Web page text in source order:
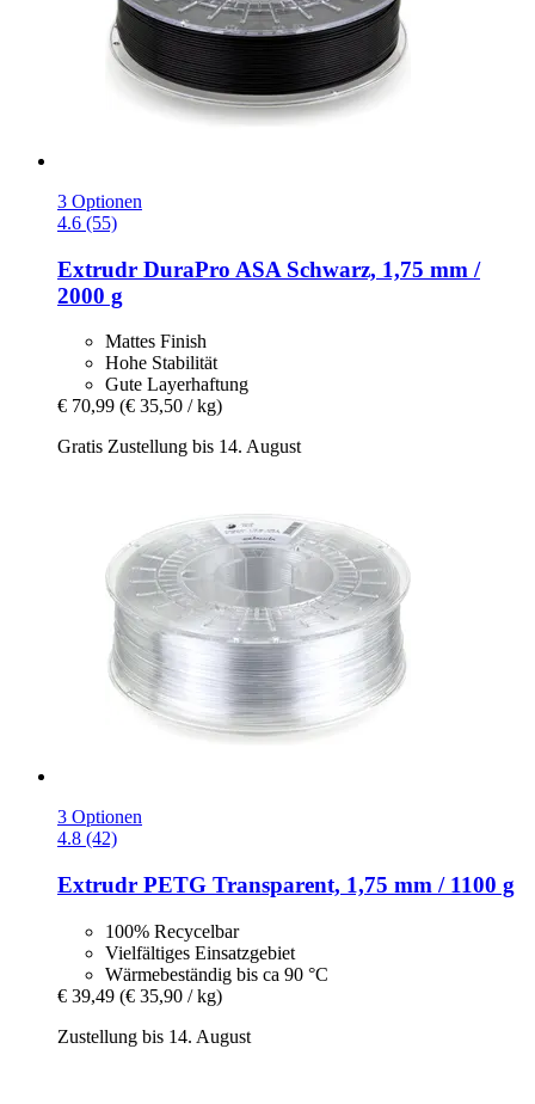
3 Optionen
4.6 (55)
Extrudr DuraPro ASA Schwarz, 1,75 mm /
2000 g
Mattes Finish
Hohe Stabilität
Gute Layerhaftung
€ 70,99 (€ 35,50 / kg)
Gratis Zustellung bis 14. August
3 Optionen
4.8 (42)
Extrudr PETG Transparent, 1,75 mm / 1100 g
100% Recycelbar
Vielfältiges Einsatzgebiet
Wärmebeständig bis ca 90 °C
€ 39,49 (€ 35,90 / kg)
Zustellung bis 14. August